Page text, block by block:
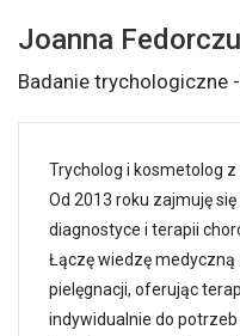
Joanna
Badanie trychologiczne -
Trycholog i kosmetolog
Od 2013 roku zajmuję
diagnostyce i terapii
Łączę wiedzę
pielęgnacji, oferując
indywidualnie do